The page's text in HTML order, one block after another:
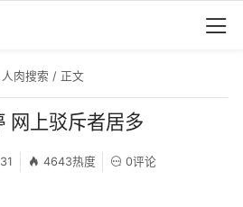
人肉搜索 / 正文
网上驳斥者居多
4643热度 0评论